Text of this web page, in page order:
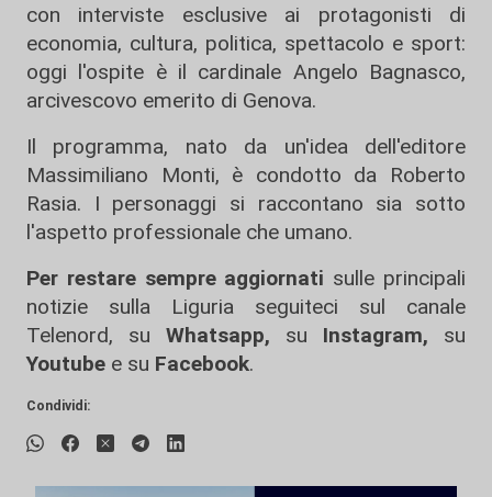
con interviste esclusive ai protagonisti di
economia, cultura, politica, spettacolo e sport:
oggi l'ospite è il cardinale Angelo Bagnasco,
arcivescovo emerito di Genova.
Il programma, nato da un'idea dell'editore
Massimiliano Monti, è condotto da Roberto
Rasia. I personaggi si raccontano sia sotto
l'aspetto professionale che umano.
Per restare sempre aggiornati sulle principali
notizie sulla Liguria seguiteci sul canale
Telenord, su
Whatsapp, su Instagram, su
Youtube e su Facebook.
Condividi: